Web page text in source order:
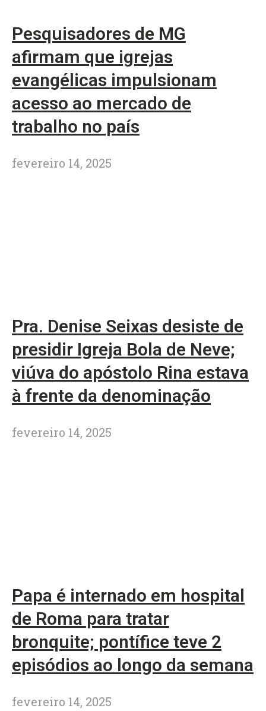
Pesquisadores de MG
afirmam que igrejas
evangélicas impulsionam
acesso ao mercado de
trabalho no país
fevereiro 14, 2025
Pra. Denise Seixas desiste de
presidir Igreja Bola de Neve;
viúva do apóstolo Rina estava
à frente da denominação
fevereiro 14, 2025
Papa é internado em hospital
de Roma para tratar
bronquite; pontífice teve 2
episódios ao longo da semana
fevereiro 14, 2025